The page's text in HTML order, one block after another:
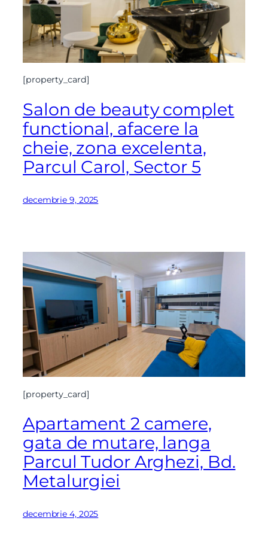
[property_card]
Salon de beauty complet
functional, afacere la
cheie, zona excelenta,
Parcul Carol, Sector 5
decembrie 9, 2025
[property_card]
Apartament 2 camere,
gata de mutare, langa
Parcul Tudor Arghezi, Bd.
Metalurgiei
decembrie 4, 2025